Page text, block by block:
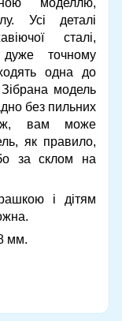
Усі деталі
сталі,
точному
одна до
модель
без пильних
вам може
як правило,
за склом на
і дітям
мм.